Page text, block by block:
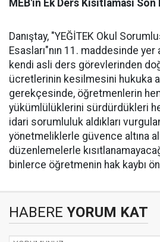
MEB'in Ek Ders Kısıtlaması
Danıştay, "YEĞİTEK Okul
Esasları"nın 11. maddesinde
kendi asli ders görevlerinden
ücretlerinin kesilmesini hukuka
gerekçesinde, öğretmenlerin
yükümlülüklerini sürdürdükleri
idari sorumluluk aldıkları
yönetmeliklerle güvence altına
düzenlemelerle
binlerce öğretmenin hak kaybı
HABERE YORUM KAT